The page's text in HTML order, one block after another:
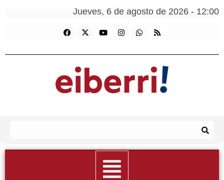
Jueves, 6 de agosto de 2026 - 12:00